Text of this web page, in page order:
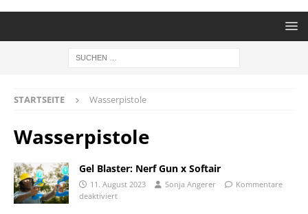
STARTSEITE Wasserpistole
Wasserpistole
Gel Blaster: Nerf Gun x Softair
11. August 2023 Sonja Angerer
Kommentare
deaktiviert